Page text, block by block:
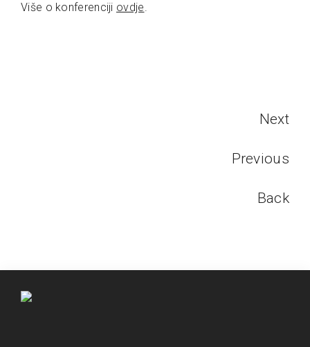
Više o konferenciji ovdje.
Next
Previous
Back